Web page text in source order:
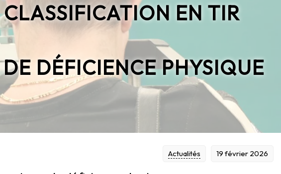
EN TIR
DÉFICIENCE PHYSIQUE
19 février 2026
Actualités